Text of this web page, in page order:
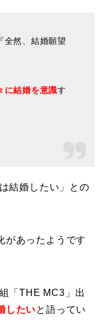
全然、結婚願望
に結婚を意識す
結婚したい」との
があったようです
「THE MC3」出
したいと語ってい